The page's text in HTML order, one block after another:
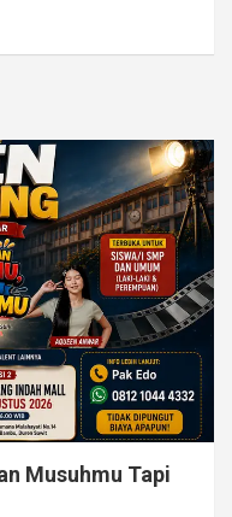
Musuhmu Tapi